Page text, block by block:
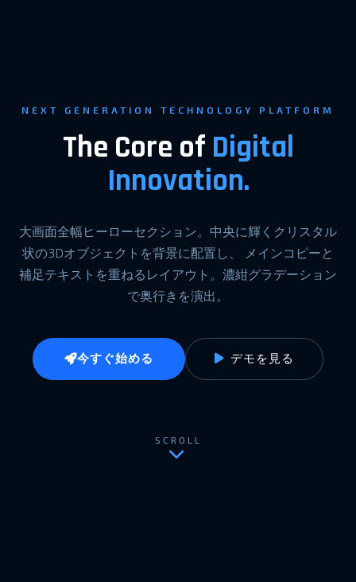
NEXT GENERATION TECHNOLOGY PLATFORM
The Core of Digital
Innovation.
大画面全幅ヒーローセクション。中央に輝くクリスタル
状の3Dオブジェクトを背景に配置し、 メインコピーと
補足テキストを重ねるレイアウト。濃紺グラデーション
で奥行きを演出。
今すぐ始める デモを見る